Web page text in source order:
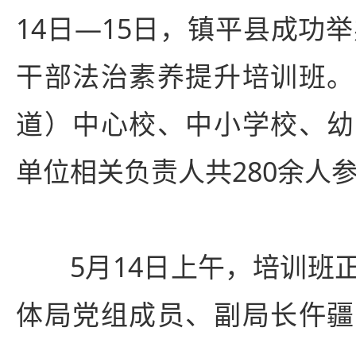
14日—15日，镇平县成功
干部法治素养提升培训班
道）中心校、中小学校、
单位相关负责人共280余人
5月14日上午，培训班
体局党组成员、副局长仵